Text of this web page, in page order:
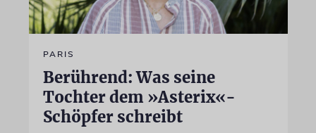
PARIS
Berührend: Was seine
Tochter dem »Asterix«-
Schöpfer schreibt